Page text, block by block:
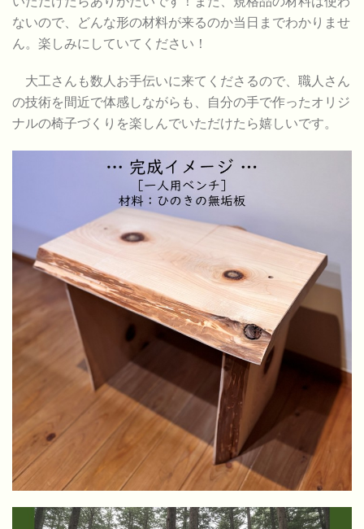
ないので、どんな形の材料が来るのか当日までわかりませ
ん。楽しみにしていてください！
大工さんも数人お手伝いに来てくださるので、職人さん
の技術を間近で体感しながらも、自分の手で作ったオリジ
ナルの椅子づくりを楽しんでいただけたら嬉しいです。